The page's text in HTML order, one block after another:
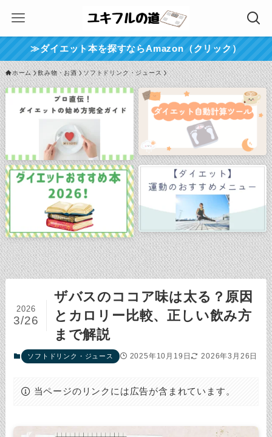
≫ダイエット本を探すならAmazon（クリック）
ホーム 飲み物・お酒 ソフトドリンク・ジュース
ザバスのココア味は太る？原因
とカロリー比較、正しい飲み方
まで解説
2026
3/26
ソフトドリンク・ジュース 2025年10月19日 2026年3月26日
当ページのリンクには広告が含まれています。